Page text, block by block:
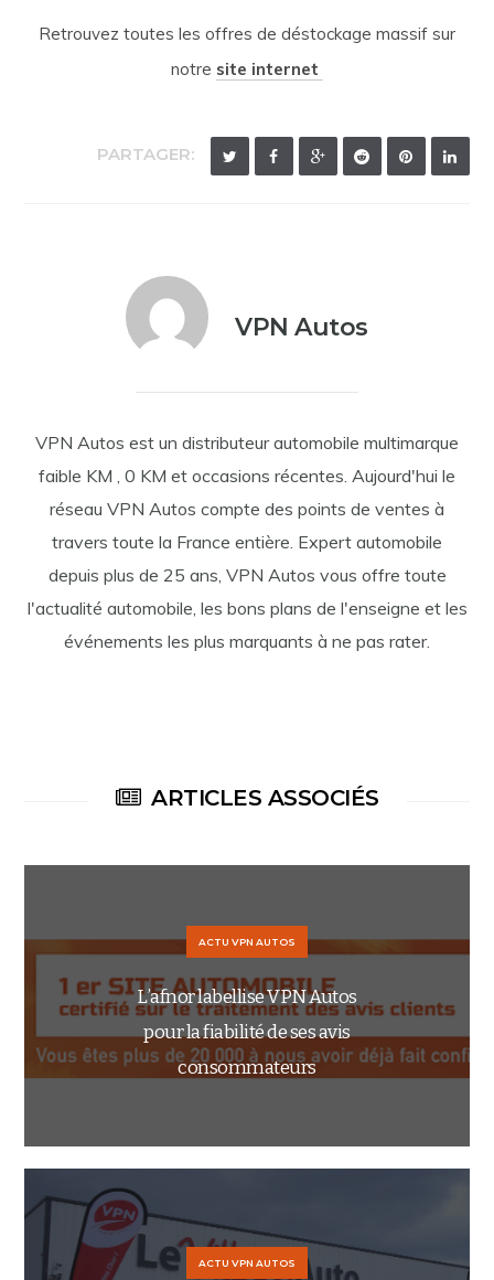
Retrouvez toutes les offres de déstockage massif sur
notre site internet
PARTAGER:
VPN Autos
VPN Autos est un distributeur automobile multimarque
faible KM , 0 KM et occasions récentes. Aujourd'hui le
réseau VPN Autos compte des points de ventes à
travers toute la France entière. Expert automobile
depuis plus de 25 ans, VPN Autos vous offre toute
l'actualité automobile, les bons plans de l'enseigne et les
événements les plus marquants à ne pas rater.
ARTICLES ASSOCIÉS
ACTU VPN AUTOS
L’afnor labellise VPN Autos
pour la fiabilité de ses avis
consommateurs
ACTU VPN AUTOS